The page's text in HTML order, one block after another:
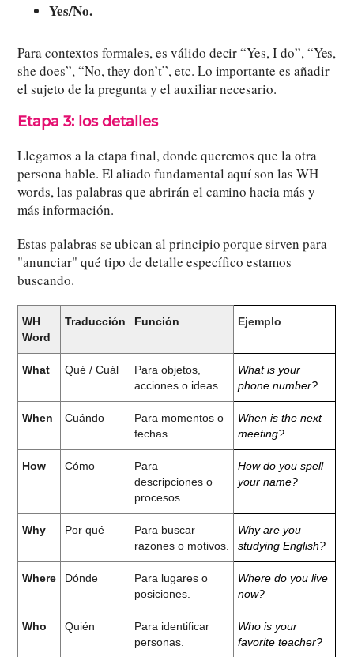
Yes/No.
Para contextos formales, es válido decir “Yes, I do”, “Yes,
she does”, “No, they don’t”, etc. Lo importante es añadir
el sujeto de la pregunta y el auxiliar necesario.
Etapa 3: los detalles
Llegamos a la etapa final, donde queremos que la otra
persona hable. El aliado fundamental aquí son las WH
words, las palabras que abrirán el camino hacia más y
más información.
Estas palabras se ubican al principio porque sirven para
"anunciar" qué tipo de detalle específico estamos
buscando.
WH
Word
Traducción Función Ejemplo
What Qué / Cuál
Para objetos,
acciones o ideas.
What is your
phone number?
When Cuándo
Para momentos o
fechas.
When is the next
meeting?
How Cómo
Para
descripciones o
procesos.
How do you spell
your name?
Why Por qué
Para buscar
razones o motivos.
Why are you
studying English?
Where Dónde
Para lugares o
posiciones.
Where do you live
now?
Who Quién
Para identificar
personas.
Who is your
favorite teacher?